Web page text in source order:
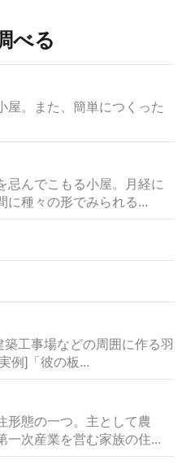
べる
屋。また、簡単につくった
忌んでこもる小屋。月経に
に種々の形でみられる...
工事場などの周囲に作る羽
例]「彼の板...
形態の一つ。主として農
一次産業を営む家族の住...